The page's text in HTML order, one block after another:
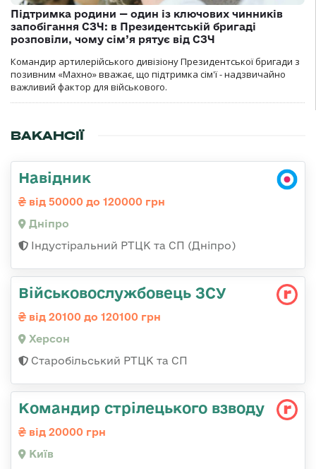
Підтримка родини — один із ключових чинників
запобігання СЗЧ: в Президентській бригаді
розповіли, чому сім’я рятує від СЗЧ
Командир артилерійського дивізіону Президентської бригади з
позивним «Махно» вважає, що підтримка сім'ї - надзвичайно
важливий фактор для військового.
ВАКАНСІЇ
Навідник
від 50000 до 120000 грн
Дніпро
Індустіральний РТЦК та СП (Дніпро)
Військовослужбовець ЗСУ
від 20100 до 120100 грн
Херсон
Старобільський РТЦК та СП
Командир стрілецького взводу
від 20000 грн
Київ